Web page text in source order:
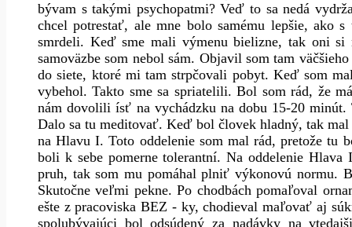
bývam s takými psychopatmi? Veď to sa nedá
chcel potrestať, ale mne bolo samému lepšie, ako
smrdeli. Keď sme mali výmenu bielizne, tak oni
samoväzbe som nebol sám. Objavil som tam
do siete, ktoré mi tam strpčovali pobyt. Keď som
vybehol. Takto sme sa spriatelili. Bol som rád, že
nám dovolili ísť na vychádzku na dobu 15-20 minút.
Dalo sa tu meditovať. Keď bol človek hladný, tak
na Hlavu I. Toto oddelenie som mal rád, pretože
boli k sebe pomerne tolerantní. Na oddelenie
pruh, tak som mu pomáhal plniť výkonovú normu.
Skutočne veľmi pekne. Po chodbách pomaľoval
ešte z pracoviska BEZ - ky, chodieval maľovať aj
spolubývajúci bol odsúdený za nadávky na